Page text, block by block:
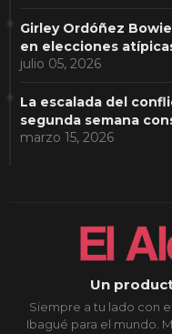
Girley Ordóñez
en elecciones
julio 05, 2026
La escalada del
segunda semana
marzo 15, 2026
Un
Siempre a tu lado con
Ibagué para el mundo.